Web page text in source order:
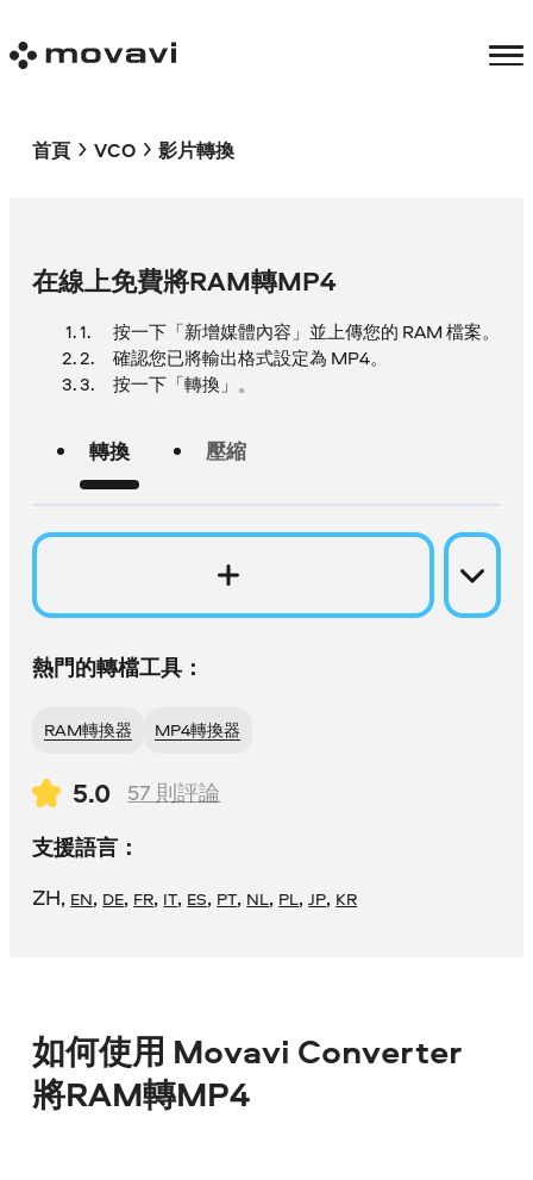
首頁 VCO 影片轉換
在線上免費將RAM轉MP4
按一下「新增媒體內容」並上傳您的 RAM 檔案。
確認您已將輸出格式設定為 MP4。
按一下「轉換」。
轉換 壓縮
熱門的轉檔工具：
RAM轉換器 MP4轉換器
5.0 57 則評論
支援語言：
ZH, EN, DE, FR, IT, ES, PT, NL, PL,JP, KR
如何使用 Movavi Converter
將RAM轉MP4